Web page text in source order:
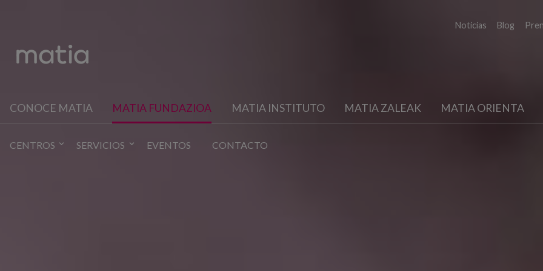
Noticias Blog
CONOCE MATIA MATIA FUNDAZIOA MATIA INSTITUTO MATIA ZALEAK MATIA ORIENTA
CENTROS SERVICIOS EVENTOS CONTACTO